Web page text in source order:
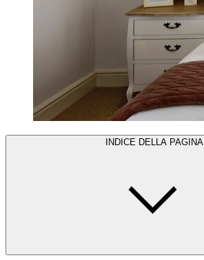
INDICE DELLA PAGINA